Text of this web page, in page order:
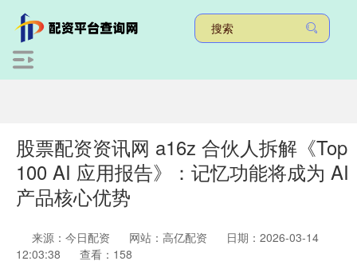
股票配资资讯网 a16z 合伙人拆解《Top
100 AI 应用报告》：记忆功能将成为 AI
产品核心优势
来源：今日配资 网站：高亿配资
日期：2026-03-14
12:03:38
查看：158